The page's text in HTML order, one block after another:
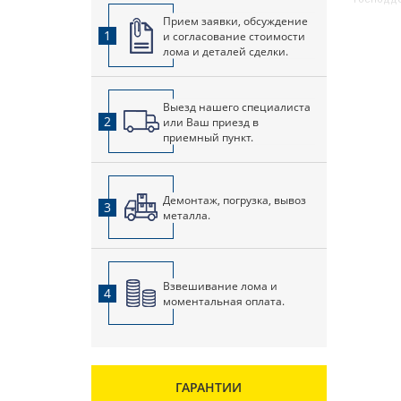
1
Прием заявки, обсуждение
и согласование стоимости
лома и деталей сделки.
2
Выезд нашего специалиста
или Ваш приезд в
приемный пункт.
3
Демонтаж, погрузка, вывоз
металла.
4
Взвешивание лома и
моментальная оплата.
ГАРАНТИИ